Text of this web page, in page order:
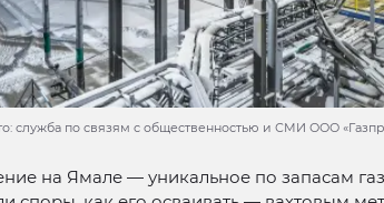
служба по связям с общественностью и СМИ ООО
на Ямале — уникальное по запасам